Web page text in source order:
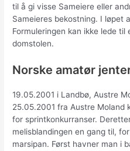
til å gi visse Sameiere eller
Sameieres bekostning. I løpet
Formuleringen kan ikke lede til
domstolen.
Norske amatør
19.05.2001 i Landbø, Austre
25.05.2001 fra Austre Moland
for sprintkonkurranser.
melisblandingen en gang til,
marsipan. Først havner man i